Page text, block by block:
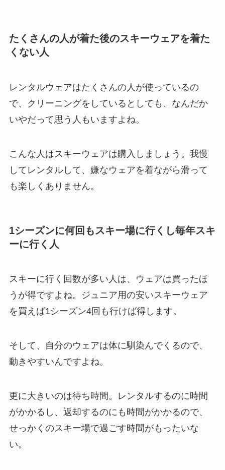
たくさんの人が着た後のスキーウェアを着た
くない人
レンタルウェアはたくさんの人が使っているの
で、クリーニングをしているとしても、なんだか
いやだって思う人もいますよね。
こんな人はスキーウェアは購入しましょう。我慢
してレンタルして、嫌なウェアを着ながら滑って
も楽しくありません。
1シーズンに何回もスキー場に行くし毎年スキ
ーに行く人
スキーに行く回数が多い人は、ウェアは買ったほ
うが得ですよね。ジュニア用の安いスキーウェア
を買えば1シーズン4回も行けば得します。
そして、自分のウェアは体に馴染んでくるので、
動きやすいんですよね。
更に大きいのは待ち時間。レンタルするのに時間
がかかるし、返却するのにも時間がかかるので、
せっかくのスキー場で過ごす時間がもったいな
い。